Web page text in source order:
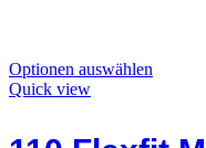
Optionen auswählen
Quick view